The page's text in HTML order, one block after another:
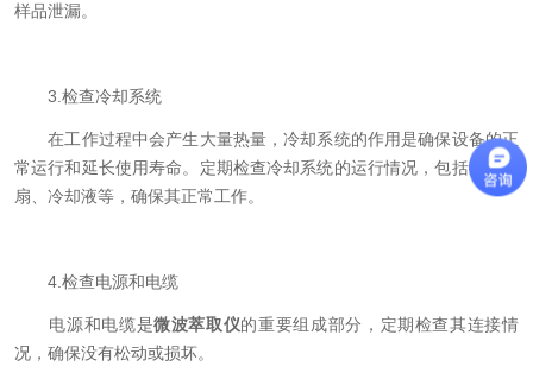
样品泄漏。
3.检查冷却系统
在工作过程中会产生大量热量，冷却系统的作用是确保设备的正
常运行和延长使用寿命。定期检查冷却系统的运行情况，包括冷却风
扇、冷却液等，确保其正常工作。
4.检查电源和电缆
电源和电缆是微波萃取仪的重要组成部分，定期检查其连接情
况，确保没有松动或损坏。